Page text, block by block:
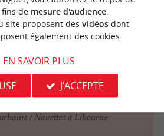
Calibus
/ Navettes à Libourne
fins de mesure d'audience.
site proposent des vidéosdont
également des cookies.
EN SAVOIR PLUS
J'ACCEPTE